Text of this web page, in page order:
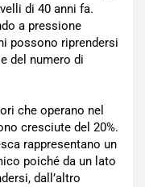
di 40 anni fa.
a pressione
possono riprendersi
del numero di
che operano nel
cresciute del 20%.
rappresentano un
poiché da un lato
dall’altro